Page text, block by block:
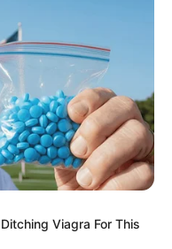
Viagra For This